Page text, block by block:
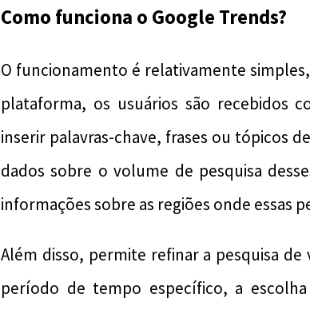
Como funciona o Google Trends?
O funcionamento é relativamente
plataforma, os usuários são recebidos
inserir palavras-chave, frases ou tópicos
dados sobre o volume de pesquisa
informações sobre as regiões onde essas
Além disso, permite refinar a pesquisa
período de tempo específico, a